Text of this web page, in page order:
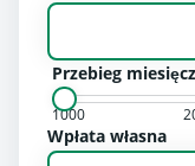
Przebieg
1000
Wpłata własna